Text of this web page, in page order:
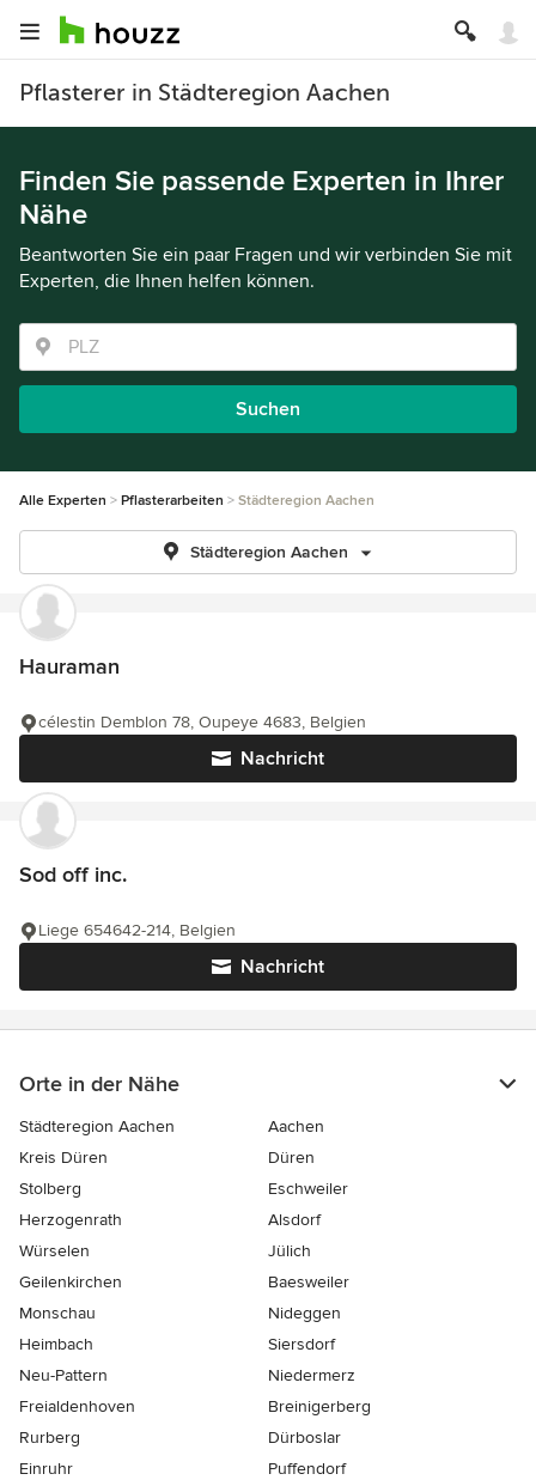
Pflasterer in Städteregion Aachen
Finden Sie passende Experten in Ihrer
Nähe
Beantworten Sie ein paar Fragen und wir verbinden Sie mit
Experten, die Ihnen helfen können.
Suchen
Alle Experten Pflasterarbeiten Städteregion Aachen
Städteregion Aachen
Hauraman
Nachricht
célestin Demblon 78, Oupeye 4683, Belgien
Sod off inc.
Nachricht
Liege 654642-214, Belgien
Orte in der Nähe
Städteregion Aachen
Aachen
Kreis Düren
Düren
Stolberg
Eschweiler
Herzogenrath
Alsdorf
Würselen
Jülich
Geilenkirchen
Baesweiler
Monschau
Nideggen
Heimbach
Siersdorf
Neu-Pattern
Niedermerz
Freialdenhoven
Breinigerberg
Rurberg
Dürboslar
Einruhr
Puffendorf